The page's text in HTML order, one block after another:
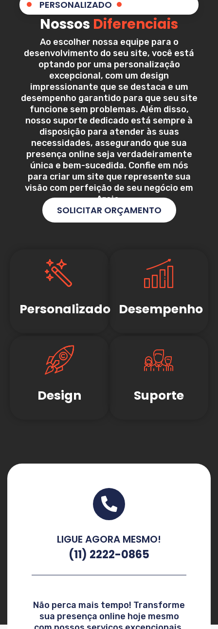
PERSONALIZADO
Nossos Diferenciais
Ao escolher nossa equipe para o
desenvolvimento do seu site, você está
optando por uma personalização
excepcional, com um design
impressionante que se destaca e um
desempenho garantido para que seu site
funcione sem problemas. Além disso,
nosso suporte dedicado está sempre à
disposição para atender às suas
necessidades, assegurando que sua
presença online seja verdadeiramente
única e bem-sucedida. Confie em nós
para criar um site que represente sua
visão com perfeição de seu negócio em
Areia.
SOLICITAR ORÇAMENTO
Personalizado Desempenho
Design Suporte
LIGUE AGORA MESMO!
(11) 2222-0865
Não perca mais tempo! Transforme
sua presença online hoje mesmo